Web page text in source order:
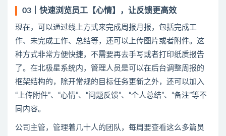
03｜快速浏览员工【心情】，让反馈更高效
现在，可以通过线上方式来完成周报月报，包括完成工
作、未完成工作、总结等，还可以上传图片或者附件。这
种方式非常方便快捷，不需要再去手写或者打印纸质报告
了。在北极星系统内，管理人员是可以在后台调整周报的
框架结构的，除开常规的目标任务更新之外，还可以加入
“上传附件”、“心情”、“问题反馈”、“个人总结”、“备注”等不
同内容。
公司主管，管理着几十人的团队，每周要查看这么多篇员